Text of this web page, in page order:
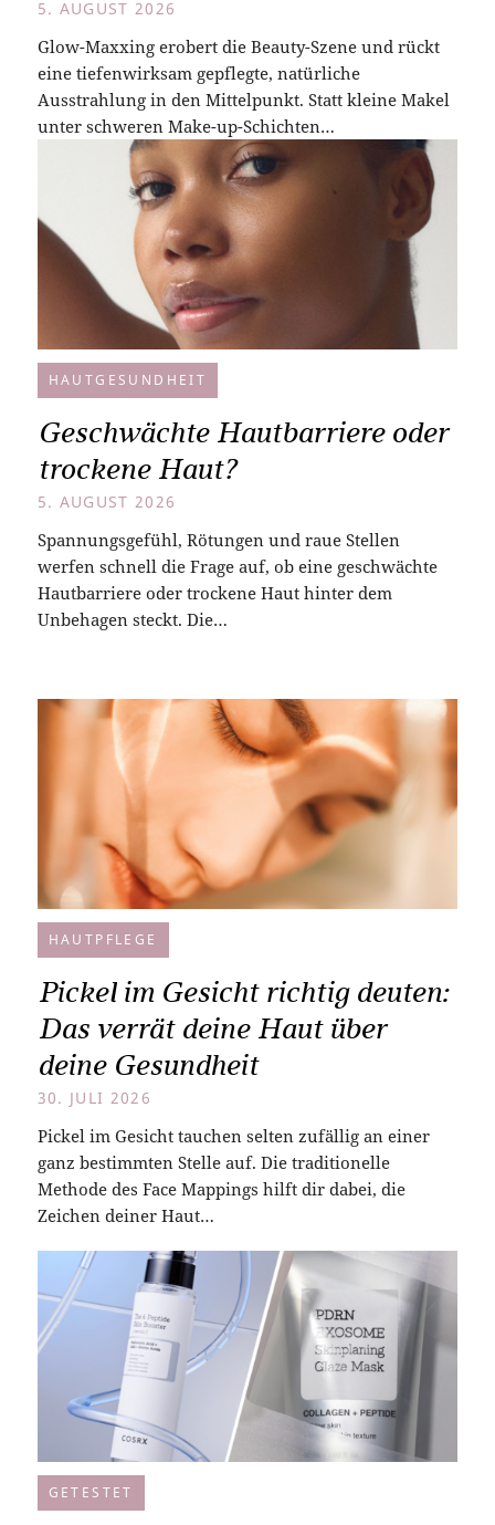
5. AUGUST 2026
Glow-Maxxing erobert die Beauty-Szene und rückt
eine tiefenwirksam gepflegte, natürliche
Ausstrahlung in den Mittelpunkt. Statt kleine Makel
unter schweren Make-up-Schichten…
HAUTGESUNDHEIT
Geschwächte Hautbarriere oder
trockene Haut?
5. AUGUST 2026
Spannungsgefühl, Rötungen und raue Stellen
werfen schnell die Frage auf, ob eine geschwächte
Hautbarriere oder trockene Haut hinter dem
Unbehagen steckt. Die…
HAUTPFLEGE
Pickel im Gesicht richtig deuten:
Das verrät deine Haut über
deine Gesundheit
30. JULI 2026
Pickel im Gesicht tauchen selten zufällig an einer
ganz bestimmten Stelle auf. Die traditionelle
Methode des Face Mappings hilft dir dabei, die
Zeichen deiner Haut…
GETESTET